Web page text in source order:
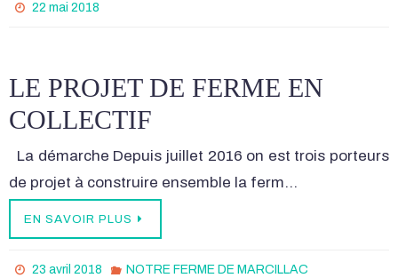
22 mai 2018
LE PROJET DE FERME EN
COLLECTIF
La démarche Depuis juillet 2016 on est trois porteurs
de projet à construire ensemble la ferm…
EN SAVOIR PLUS
23 avril 2018 NOTRE FERME DE MARCILLAC